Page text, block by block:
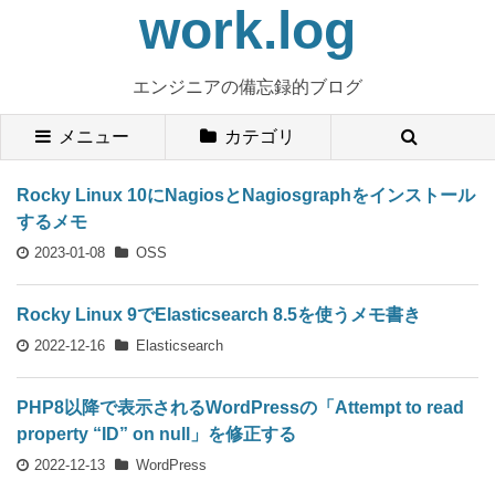
work.log
エンジニアの備忘録的ブログ
メニュー カテゴリ
Rocky Linux 10にNagiosとNagiosgraphをインストール
するメモ
2023-01-08 OSS
Rocky Linux 9でElasticsearch 8.5を使うメモ書き
2022-12-16 Elasticsearch
PHP8以降で表示されるWordPressの「Attempt to read
property “ID” on null」を修正する
2022-12-13 WordPress